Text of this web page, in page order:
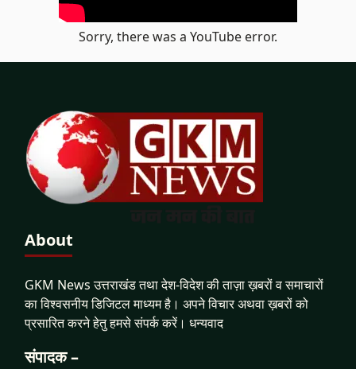
Sorry, there was a YouTube error.
About
GKM News उत्तराखंड तथा देश-विदेश की ताज़ा ख़बरों व समाचारों
का विश्वसनीय डिजिटल माध्यम है। अपने विचार अथवा ख़बरों को
प्रसारित करने हेतु हमसे संपर्क करें। धन्यवाद
संपादक –